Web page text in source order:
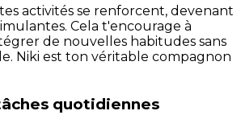
activités se renforcent, devenant
Cela t'encourage à
de nouvelles habitudes sans
Niki est ton véritable compagnon
quotidiennes